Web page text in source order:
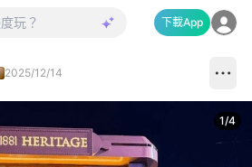
下載App
2025/12/14
1/4